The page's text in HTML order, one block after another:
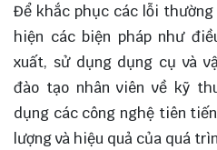
Để khắc phục các lỗi
hiện các biện pháp như
xuất, sử dụng dụng cụ và
đào tạo nhân viên về kỹ
dụng các công nghệ tiên
lượng và hiệu quả của quá